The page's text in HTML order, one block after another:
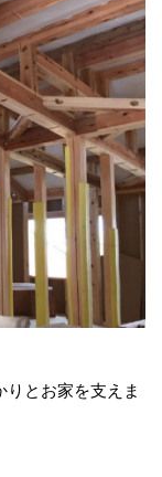
りとお家を支えま